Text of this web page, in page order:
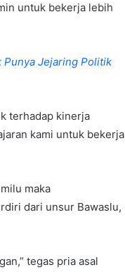
untuk bekerja lebih
Punya Jejaring Politik
terhadap kinerja
kami untuk bekerja
maka
dari unsur Bawaslu,
tegas pria asal